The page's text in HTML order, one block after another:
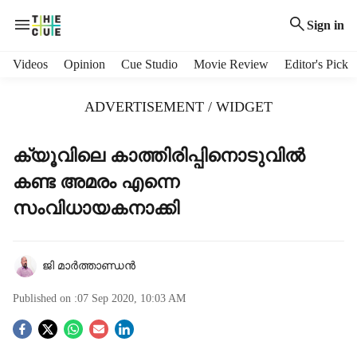
Sign in
Videos Opinion Cue Studio Movie Review Editor's Pick
ADVERTISEMENT / WIDGET
ക്യൂവിലെ കാത്തിരിപ്പിനൊടുവില്‍
കണ്ട അമരം എന്നെ
സംവിധായകനാക്കി
ജി മാര്‍ത്താണ്ഡന്‍
Published on :07 Sep 2020, 10:03 AM
S